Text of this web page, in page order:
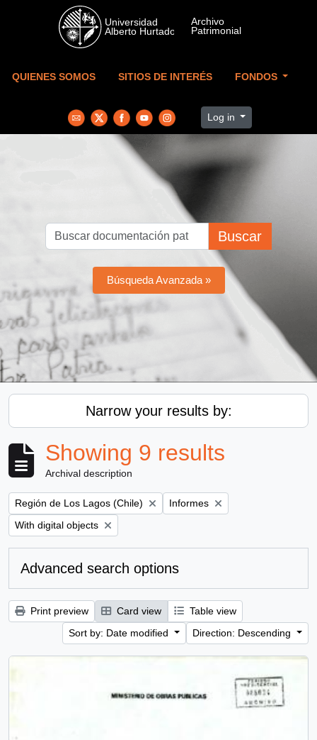
Skip to main content
QUIENES SOMOS SITIOS DE INTERÉS FONDOS
Log in
Buscar
Búsqueda Avanzada »
Narrow your results by:
Showing 9 results
Archival description
Remove filter:
Región de Los Lagos (Chile) Remove filter:
Informes
Remove filter:
With digital objects
Advanced search options
Print preview Card view
Table view
Sort by: Date modified
Direction: Descending